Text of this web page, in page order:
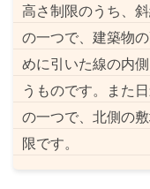
高さ制限のうち、
の一つで、建築物
めに引いた線の内
うものです。また
の一つで、北側の
限です。